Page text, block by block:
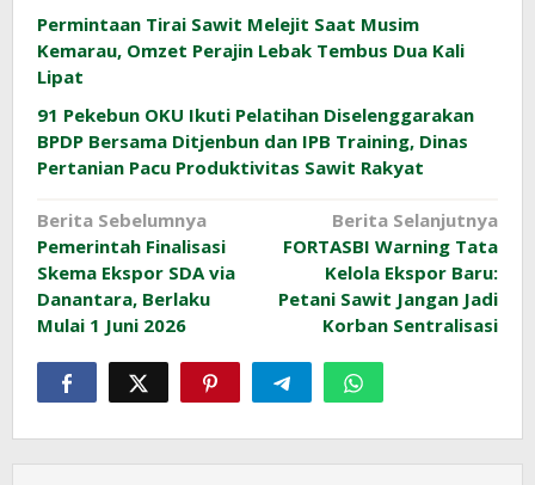
Permintaan Tirai Sawit Melejit Saat Musim
Kemarau, Omzet Perajin Lebak Tembus Dua Kali
Lipat
91 Pekebun OKU Ikuti Pelatihan Diselenggarakan
BPDP Bersama Ditjenbun dan IPB Training, Dinas
Pertanian Pacu Produktivitas Sawit Rakyat
Navigasi
pos
Berita Sebelumnya
Pemerintah Finalisasi
Skema Ekspor SDA via
Danantara, Berlaku
Mulai 1 Juni 2026
Berita Selanjutnya
FORTASBI Warning Tata
Kelola Ekspor Baru:
Petani Sawit Jangan Jadi
Korban Sentralisasi